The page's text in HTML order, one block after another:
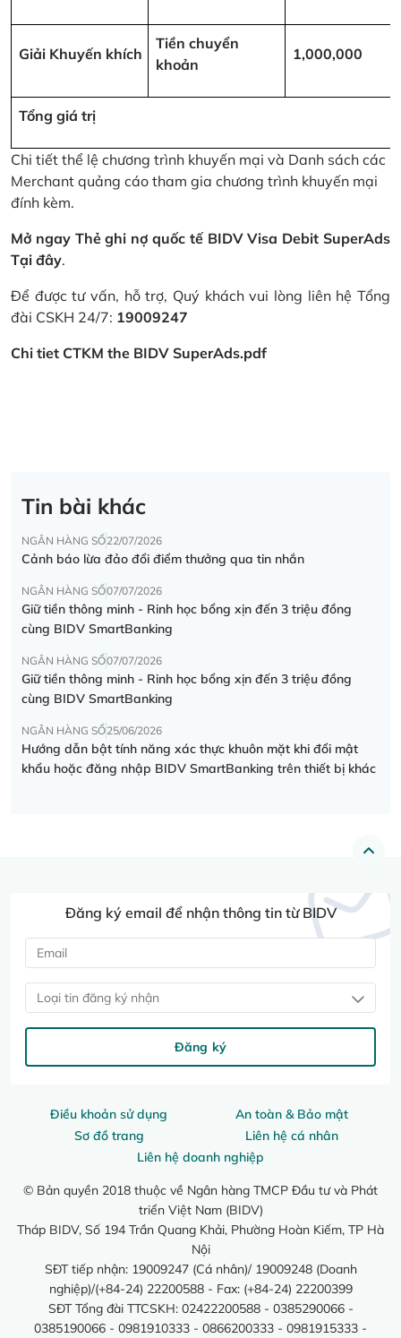
Giải Khuyến khích
Tiền chuyển
khoản
1,000,000
Tổng giá trị
Chi tiết thể lệ chương trình khuyến mại và Danh sách các
Merchant quảng cáo tham gia chương trình khuyến mại
đính kèm.
Mở ngay Thẻ ghi nợ quốc tế BIDV Visa Debit SuperAds
Tại đây.
Để được tư vấn, hỗ trợ, Quý khách vui lòng liên hệ Tổng
đài CSKH 24/7: 19009247
Chi tiet CTKM the BIDV SuperAds.pdf
Tin bài khác
NGÂN HÀNG SỐ22/07/2026
Cảnh báo lừa đảo đổi điểm thưởng qua tin nhắn
NGÂN HÀNG SỐ07/07/2026
Giữ tiền thông minh - Rinh học bổng xịn đến 3 triệu đồng
cùng BIDV SmartBanking
NGÂN HÀNG SỐ07/07/2026
Giữ tiền thông minh - Rinh học bổng xịn đến 3 triệu đồng
cùng BIDV SmartBanking
NGÂN HÀNG SỐ25/06/2026
Hướng dẫn bật tính năng xác thực khuôn mặt khi đổi mật
khẩu hoặc đăng nhập BIDV SmartBanking trên thiết bị khác
Điều khoản sử dụng
An toàn & Bảo mật
Sơ đồ trang
Liên hệ cá nhân
Liên hệ doanh nghiệp
© Bản quyền 2018 thuộc về Ngân hàng TMCP Đầu tư và Phát
triển Việt Nam (BIDV)
Tháp BIDV, Số 194 Trần Quang Khải, Phường Hoàn Kiếm, TP Hà
Nội
SĐT tiếp nhận: 19009247 (Cá nhân)/ 19009248 (Doanh
nghiệp)/(+84-24) 22200588 - Fax: (+84-24) 22200399
SĐT Tổng đài TTCSKH: 02422200588 - 0385290066 -
0385190066 - 0981910333 - 0866200333 - 0981915333 -
Đăng ký email để nhận thông tin từ BIDV
Loại tin đăng ký nhận
Đăng ký